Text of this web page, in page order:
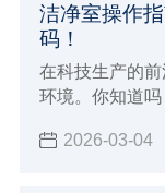
洁净室操作
码！
在科技生产的
环境。你知道
装材料，从而会
2026-03-04